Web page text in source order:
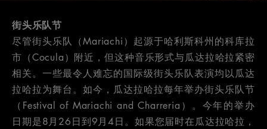
街头乐队节
尽管街头乐队（Mariachi）起源于哈利斯科州的科库拉
市（Cocula）附近，但这种音乐形式与瓜达拉哈拉紧密
相关。一些最令人难忘的国际级街头乐队表演均以瓜达
拉哈拉为舞台。如今，瓜达拉哈拉每年举办街头乐队节
（Festival of Mariachi and Charreria）。今年的举办
日期是8月26日到9月4日。如果您届时在瓜达拉哈拉，